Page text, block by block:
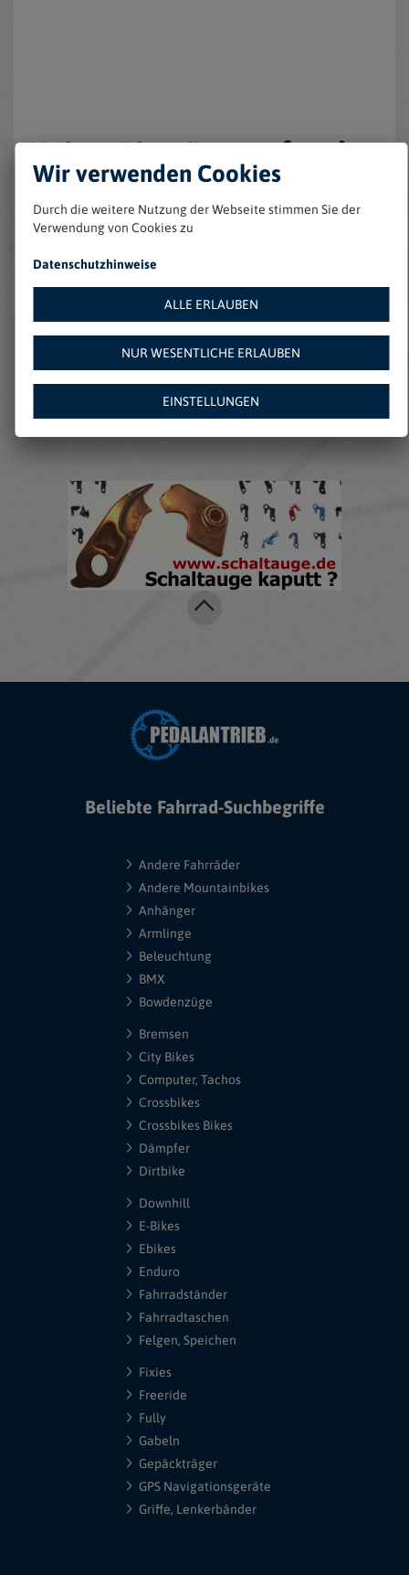
Keine Einträge gefunden
Weitere Angebote auf
Amazon:
Beliebte Fahrrad-Suchbegriffe
Andere Fahrräder
Andere Mountainbikes
Anhänger
Armlinge
Beleuchtung
BMX
Bowdenzüge
Bremsen
City Bikes
Computer, Tachos
Crossbikes
Crossbikes Bikes
Dämpfer
Dirtbike
Downhill
E-Bikes
Ebikes
Enduro
Fahrradständer
Fahrradtaschen
Felgen, Speichen
Fixies
Freeride
Fully
Gabeln
Gepäckträger
GPS Navigationsgeräte
Griffe, Lenkerbänder
Wir verwenden Cookies
Durch die weitere Nutzung der Webseite stimmen Sie der
Verwendung von Cookies zu
Datenschutzhinweise
ALLE ERLAUBEN
NUR WESENTLICHE ERLAUBEN
EINSTELLUNGEN